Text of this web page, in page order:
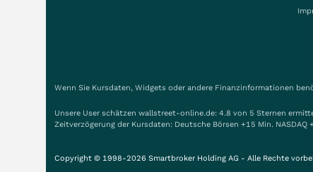
Wenn Sie Kursdaten, Widgets oder andere Finanzinformationen
Unsere User schätzen wallstreet-online.de: 4.8 von 5 Sternen
Zeitverzögerung der Kursdaten: Deutsche Börsen +15 Min. NASDAQ
Copyright © 1998-2026 Smartbroker Holding AG - Alle Rechte